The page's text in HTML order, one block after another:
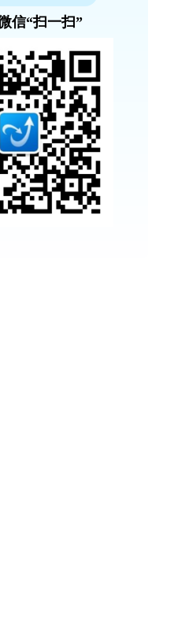
信“扫一扫”